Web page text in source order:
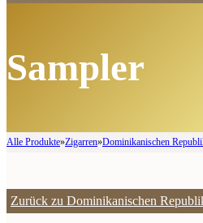
Sampler
Alle Produkte»Zigarren»Dominikanischen
Zurück zu Dominikanischen